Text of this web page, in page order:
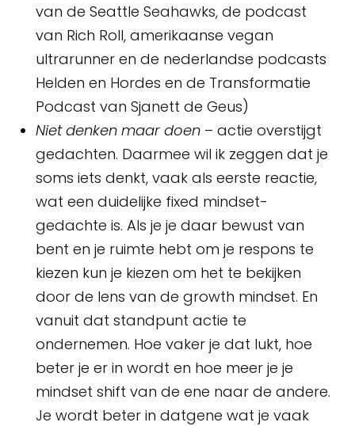
van de Seattle Seahawks, de podcast
van Rich Roll, amerikaanse vegan
ultrarunner en de nederlandse podcasts
Helden en Hordes en de Transformatie
Podcast van Sjanett de Geus)
Niet denken maar doen – actie overstijgt
gedachten. Daarmee wil ik zeggen dat je
soms iets denkt, vaak als eerste reactie,
wat een duidelijke fixed mindset-
gedachte is. Als je je daar bewust van
bent en je ruimte hebt om je respons te
kiezen kun je kiezen om het te bekijken
door de lens van de growth mindset. En
vanuit dat standpunt actie te
ondernemen. Hoe vaker je dat lukt, hoe
beter je er in wordt en hoe meer je je
mindset shift van de ene naar de andere.
Je wordt beter in datgene wat je vaak